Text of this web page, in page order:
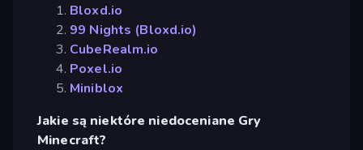
Bloxd.io
99 Nights (Bloxd.io)
CubeRealm.io
Poxel.io
Miniblox
Jakie są niektóre niedoceniane Gry
Minecraft?